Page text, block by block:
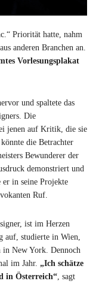
Priorität hatte, nahm
anderen Branchen an.
Vorlesungsplakat
und spaltete das
Die
jenen auf Kritik, die sie
die Betrachter
Bewunderer der
demonstriert und
er in seine Projekte
Ruf.
ist im Herzen
auf, studierte in Wien,
in New York. Dennoch
im Jahr. „Ich schätze
in Österreich“, sagt